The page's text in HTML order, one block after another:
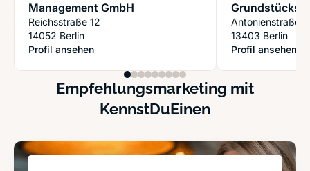
Management GmbH
Reichsstraße 12
14052 Berlin
Profil ansehen
: Black Label Property Management GmbH
Antonienstraße
13403 Berlin
Profil ansehen
: SECON Haus-
Empfehlungsmarketing mit
KennstDuEinen